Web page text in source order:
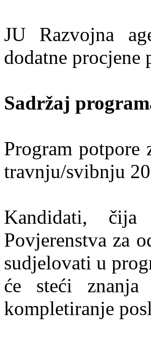
JU Razvojna
dodatne
Sadržaj
Program potpore
travnju/svibnju
Kandidati,
Povjerenstva za
sudjelovati u
će steći
kompletiranje